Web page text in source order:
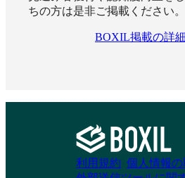
ちの方は是非ご掲載ください。
BOXIL掲載の詳
利用規約 個人情報